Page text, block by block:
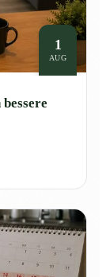
1
AUG